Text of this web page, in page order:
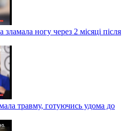
ногу через 2 місяці після
травму, готуючись удома до